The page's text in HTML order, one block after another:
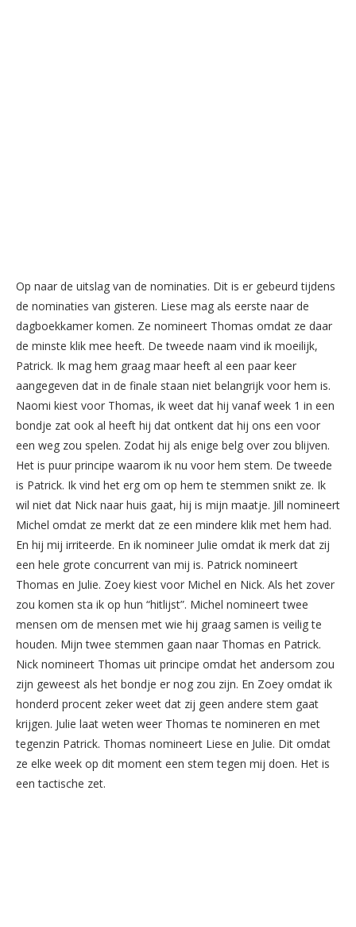
Op naar de uitslag van de nominaties. Dit is er gebeurd tijdens
de nominaties van gisteren. Liese mag als eerste naar de
dagboekkamer komen. Ze nomineert Thomas omdat ze daar
de minste klik mee heeft. De tweede naam vind ik moeilijk,
Patrick. Ik mag hem graag maar heeft al een paar keer
aangegeven dat in de finale staan niet belangrijk voor hem is.
Naomi kiest voor Thomas, ik weet dat hij vanaf week 1 in een
bondje zat ook al heeft hij dat ontkent dat hij ons een voor
een weg zou spelen. Zodat hij als enige belg over zou blijven.
Het is puur principe waarom ik nu voor hem stem. De tweede
is Patrick. Ik vind het erg om op hem te stemmen snikt ze. Ik
wil niet dat Nick naar huis gaat, hij is mijn maatje. Jill nomineert
Michel omdat ze merkt dat ze een mindere klik met hem had.
En hij mij irriteerde. En ik nomineer Julie omdat ik merk dat zij
een hele grote concurrent van mij is. Patrick nomineert
Thomas en Julie. Zoey kiest voor Michel en Nick. Als het zover
zou komen sta ik op hun “hitlijst”. Michel nomineert twee
mensen om de mensen met wie hij graag samen is veilig te
houden. Mijn twee stemmen gaan naar Thomas en Patrick.
Nick nomineert Thomas uit principe omdat het andersom zou
zijn geweest als het bondje er nog zou zijn. En Zoey omdat ik
honderd procent zeker weet dat zij geen andere stem gaat
krijgen. Julie laat weten weer Thomas te nomineren en met
tegenzin Patrick. Thomas nomineert Liese en Julie. Dit omdat
ze elke week op dit moment een stem tegen mij doen. Het is
een tactische zet.